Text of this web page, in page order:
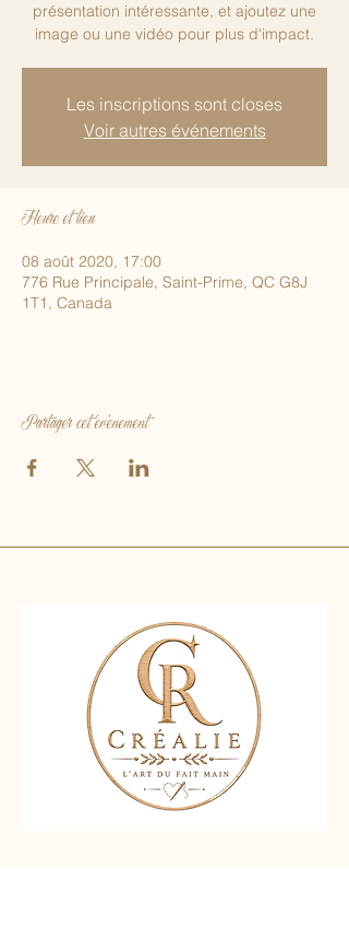
présentation intéressante, et ajoutez une
image ou une vidéo pour plus d'impact.
Les inscriptions sont closes
Voir autres événements
Heure et lieu
08 août 2020, 17:00
776 Rue Principale, Saint-Prime, QC G8J
1T1, Canada
Partager cet événement